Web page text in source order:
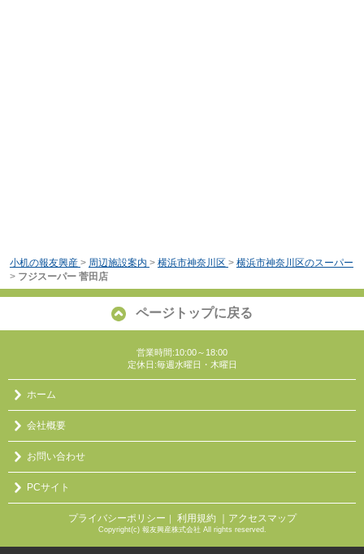
小机の報友興産 > 周辺施設案内 > 横浜市神奈川区 > 横浜市神奈川区のスーパー
> フジスーパー 菅田店
ページトップに戻る
営業時間:10:00～18:00
定休日:毎週水曜日・木曜日
ホーム
会社概要
お問い合わせ
PCサイト
プライバシーポリシー ｜ 利用規約 ｜アクセスマップ
Copyright(c) 報友興産株式会社 All rights reserved.